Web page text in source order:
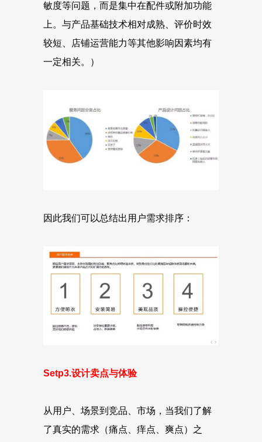
敏度等问题，而是集中在配件或附加功能
上。与产品基础技术相对成熟、评价时效
较短、店铺运营能力等其他影响因素均有
一定相关。）
因此我们可以总结出用户需求排序：
Setp3.设计卖点与体验
从用户、场景到竞品、市场，当我们了解
了真实的需求（痛点、痒点、爽点）之